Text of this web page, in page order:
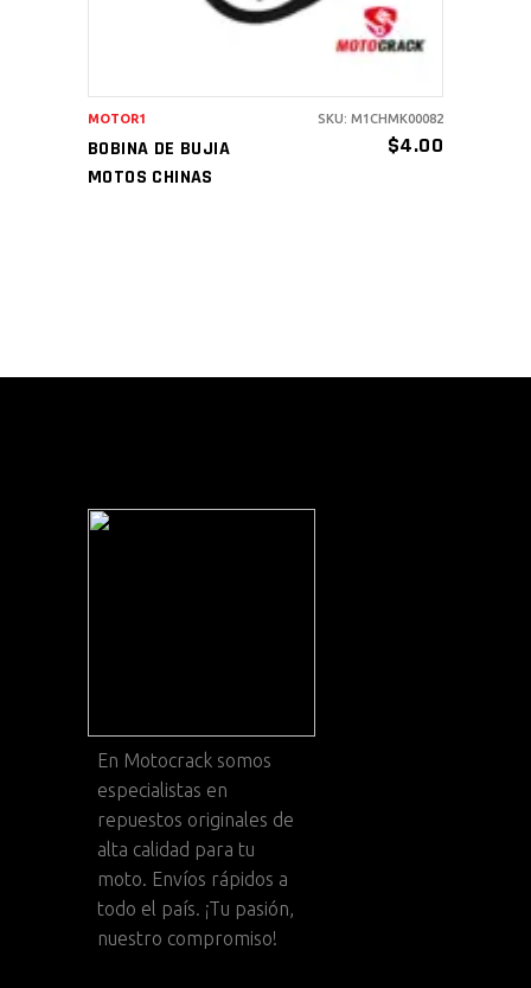
BOBINA DE BUJIA
MOTOS CHINAS
$4.00
MOTOR1 SKU: M1CHMK00082
En Motocrack somos
especialistas en
repuestos originales de
alta calidad para tu
moto. Envíos rápidos a
todo el país. ¡Tu pasión,
nuestro compromiso!